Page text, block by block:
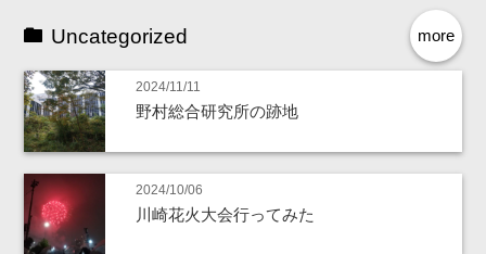
more
Uncategorized
2024/11/11
野村総合研究所の跡地
2024/10/06
川崎花火大会行ってみた